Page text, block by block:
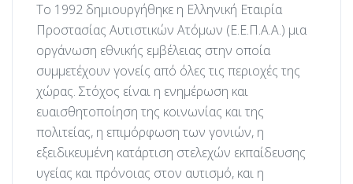
Το 1992 δημιουργήθηκε η Ελληνική Εταιρία
Προστασίας Αυτιστικών Ατόμων (Ε.Ε.Π.Α.Α.) μια
οργάνωση εθνικής εμβέλειας στην οποία
συμμετέχουν γονείς από όλες τις περιοχές της
χώρας. Στόχος είναι η ενημέρωση και
ευαισθητοποίηση της κοινωνίας και της
πολιτείας, η επιμόρφωση των γονιών, η
εξειδικευμένη κατάρτιση στελεχών εκπαίδευσης
υγείας και πρόνοιας στον αυτισμό, και η